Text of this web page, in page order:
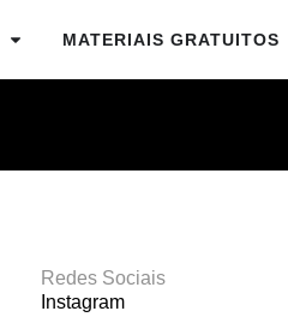
MATERIAIS GRATUITOS
Redes Sociais
Instagram